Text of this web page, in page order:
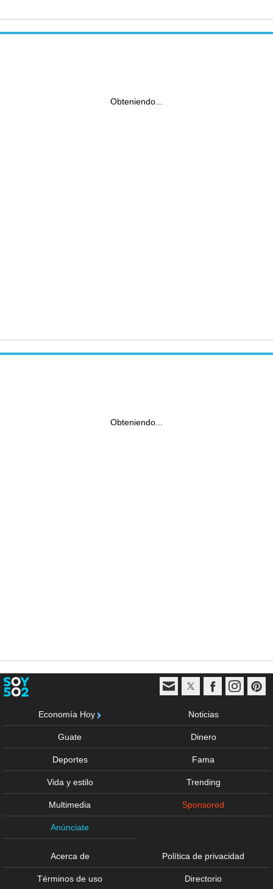
Obteniendo...
Obteniendo...
Economía Hoy Noticias
Guate Dinero
Deportes Fama
Vida y estilo Trending
Multimedia Sponsored
Anúnciate
Acerca de Política de privacidad
Términos de uso Directorio